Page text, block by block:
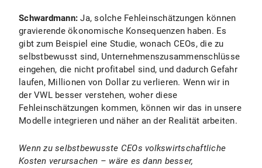
Schwardmann:Ja, solche Fehleinschätzungen können
gravierende ökonomische Konsequenzen haben. Es
gibt zum Beispiel eine Studie, wonach CEOs, die zu
selbstbewusst sind, Unternehmenszusammenschlüsse
eingehen, die nicht profitabel sind, und dadurch Gefahr
laufen, Millionen von Dollar zu verlieren. Wenn wir in
der VWL besser verstehen, woher diese
Fehleinschätzungen kommen, können wir das in unsere
Modelle integrieren und näher an der Realität arbeiten.
Wenn zu selbstbewusste CEOs volkswirtschaftliche
Kosten verursachen – wäre es dann besser,